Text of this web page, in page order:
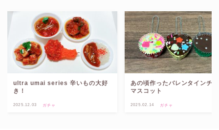
ultra umai series 辛いもの大好
き！
2025.12.03 ガチャ
あの頃作ったバレンタインチ
マスコット
2025.02.14 ガチャ